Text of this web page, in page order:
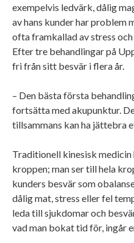
exempelvis ledvärk, dålig
av hans kunder har problem
ofta framkallad av stress
Efter tre behandlingar på
fri från sitt besvär i flera år.
– Den bästa första
fortsätta med akupunktur.
tillsammans kan ha jättebra
Traditionell kinesisk
kroppen; man ser till hela
kunders besvär som
dålig mat, stress eller fel
leda till sjukdomar och
vad man bokat tid för, ingår